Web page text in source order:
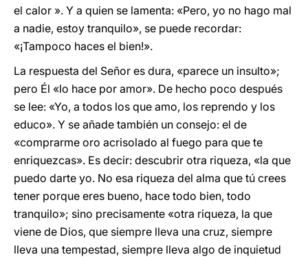
el calor ». Y a quien se lamenta: «Pero, yo no hago mal
a nadie, estoy tranquilo», se puede recordar:
«¡Tampoco haces el bien!».
La respuesta del Señor es dura, «parece un insulto»;
pero Él «lo hace por amor». De hecho poco después
se lee: «Yo, a todos los que amo, los reprendo y los
educo». Y se añade también un consejo: el de
«comprarme oro acrisolado al fuego para que te
enriquezcas». Es decir: descubrir otra riqueza, «la que
puedo darte yo. No esa riqueza del alma que tú crees
tener porque eres bueno, hace todo bien, todo
tranquilo»; sino precisamente «otra riqueza, la que
viene de Dios, que siempre lleva una cruz, siempre
lleva una tempestad, siempre lleva algo de inquietud